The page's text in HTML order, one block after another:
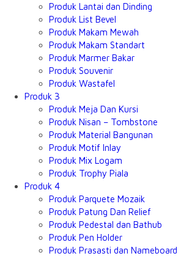
Produk Lantai dan Dinding
Produk List Bevel
Produk Makam Mewah
Produk Makam Standart
Produk Marmer Bakar
Produk Souvenir
Produk Wastafel
Produk 3
Produk Meja Dan Kursi
Produk Nisan – Tombstone
Produk Material Bangunan
Produk Motif Inlay
Produk Mix Logam
Produk Trophy Piala
Produk 4
Produk Parquete Mozaik
Produk Patung Dan Relief
Produk Pedestal dan Bathub
Produk Pen Holder
Produk Prasasti dan Nameboard